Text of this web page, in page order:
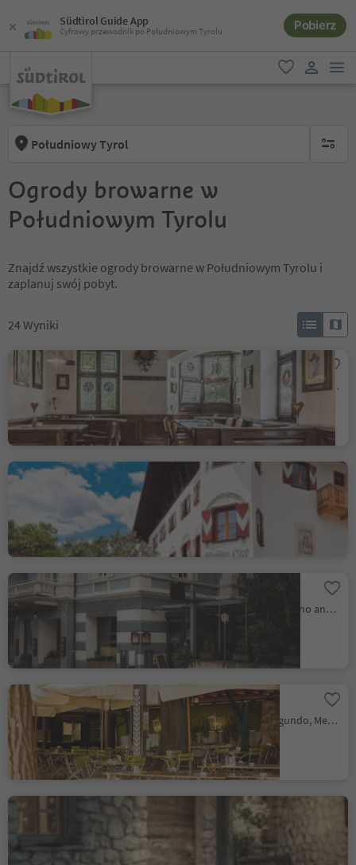
Südtirol Guide App
Cyfrowy przewodnik po Południowym Tyrolu Pobierz
ulubione
Południowy Tyrol brak
Ogrody browarne w
Południowym Tyrolu
Znajdź wszystkie ogrody browarne w Południowym Tyrolu i
zaplanuj swój pobyt.
24Wyniki
Batzenhäusl - Ca' de Bezzi
Bolzano Centro/Bozen Zentrum, Bolzano/Bozen, Bolzano/Bozen and environs
Restaurant Ruster
Ristorante Lanahof
Lana/Lana, Lana, Meran/Merano and environs
Giardino Forst GmbH
Foresta/Forst, Algund/Lagundo, Meran/Merano and environs
L'Murin / Hotel La Perla